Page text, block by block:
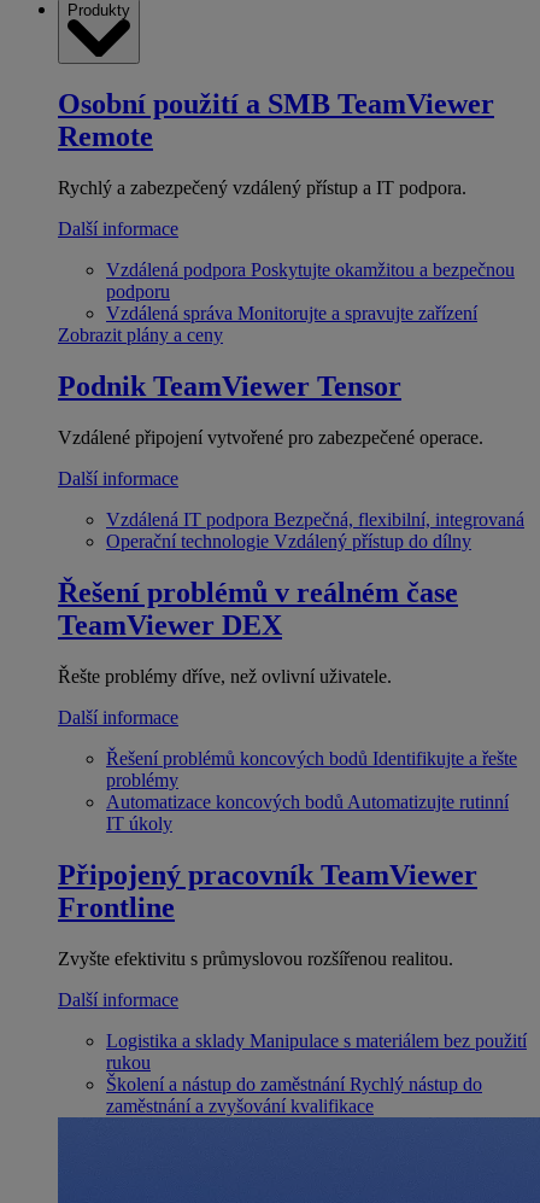
Produkty
Osobní použití a SMB TeamViewer
Remote
Rychlý a zabezpečený vzdálený přístup a IT podpora.
Další informace
Vzdálená podpora Poskytujte okamžitou a bezpečnou
podporu
Vzdálená správa Monitorujte a spravujte zařízení
Zobrazit plány a ceny
Podnik TeamViewer Tensor
Vzdálené připojení vytvořené pro zabezpečené operace.
Další informace
Vzdálená IT podpora Bezpečná, flexibilní, integrovaná
Operační technologie Vzdálený přístup do dílny
Řešení problémů v reálném čase
TeamViewer DEX
Řešte problémy dříve, než ovlivní uživatele.
Další informace
Řešení problémů koncových bodů Identifikujte a řešte
problémy
Automatizace koncových bodů Automatizujte rutinní
IT úkoly
Připojený pracovník TeamViewer
Frontline
Zvyšte efektivitu s průmyslovou rozšířenou realitou.
Další informace
Logistika a sklady Manipulace s materiálem bez použití
rukou
Školení a nástup do zaměstnání Rychlý nástup do
zaměstnání a zvyšování kvalifikace